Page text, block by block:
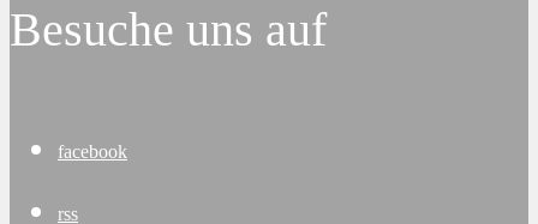
Besuche uns auf
facebook
rss